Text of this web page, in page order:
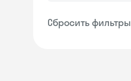
Сбросить фильтры